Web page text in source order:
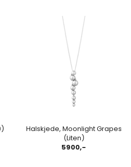
Halskjede, Moonlight Grapes
(Liten)
5900,-